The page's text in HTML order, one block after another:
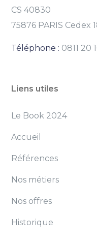
CS 40830
75876 PARIS Cedex
Téléphone : 0811 20
Liens utiles
Le Book 2024
Accueil
Références
Nos métiers
Nos offres
Historique